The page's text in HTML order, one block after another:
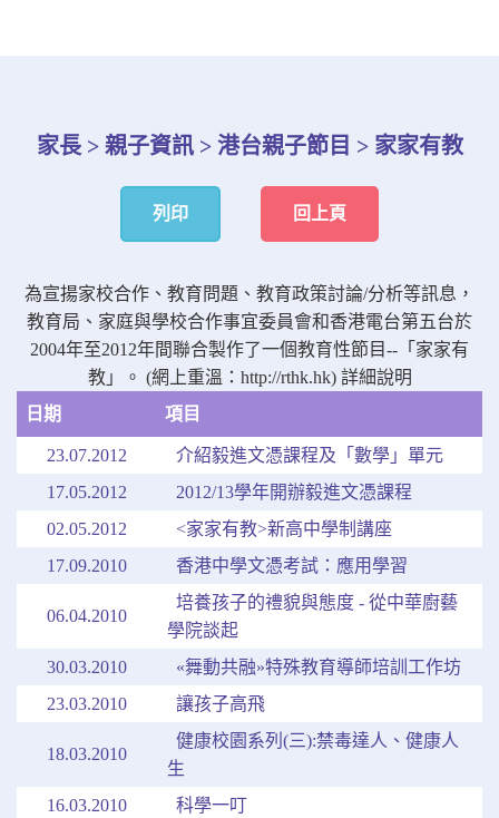
家長 > 親子資訊 > 港台親子節目 > 家家有教
列印 回上頁
為宣揚家校合作、教育問題、教育政策討論/分析等訊息，
教育局、家庭與學校合作事宜委員會和香港電台第五台於
2004年至2012年間聯合製作了一個教育性節目--「家家有
教」。 (網上重溫： http://rthk.hk) 詳細說明
日期
項目
23.07.2012
介紹毅進文憑課程及「數學」單元
17.05.2012
2012/13學年開辦毅進文憑課程
02.05.2012
<家家有教>新高中學制講座
17.09.2010
香港中學文憑考試：應用學習
06.04.2010
培養孩子的禮貌與態度 - 從中華廚藝
學院談起
30.03.2010
«舞動共融»特殊教育導師培訓工作坊
23.03.2010
讓孩子高飛
18.03.2010
健康校園系列(三):禁毒達人、健康人
生
16.03.2010
科學一叮